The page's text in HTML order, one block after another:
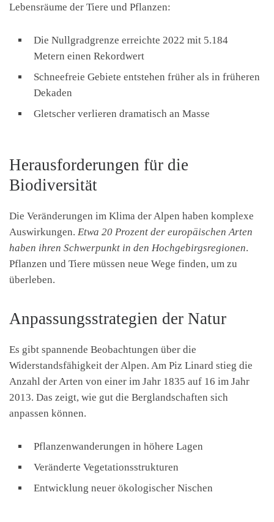
Lebensräume der Tiere und Pflanzen:
Die Nullgradgrenze erreichte 2022 mit 5.184
Metern einen Rekordwert
Schneefreie Gebiete entstehen früher als in früheren
Dekaden
Gletscher verlieren dramatisch an Masse
Herausforderungen für die
Biodiversität
Die Veränderungen im Klima der Alpen haben komplexe
Auswirkungen. Etwa 20 Prozent der europäischen Arten
haben ihren Schwerpunkt in den Hochgebirgsregionen.
Pflanzen und Tiere müssen neue Wege finden, um zu
überleben.
Anpassungsstrategien der Natur
Es gibt spannende Beobachtungen über die
Widerstandsfähigkeit der Alpen. Am Piz Linard stieg die
Anzahl der Arten von einer im Jahr 1835 auf 16 im Jahr
2013. Das zeigt, wie gut die Berglandschaften sich
anpassen können.
Pflanzenwanderungen in höhere Lagen
Veränderte Vegetationsstrukturen
Entwicklung neuer ökologischer Nischen